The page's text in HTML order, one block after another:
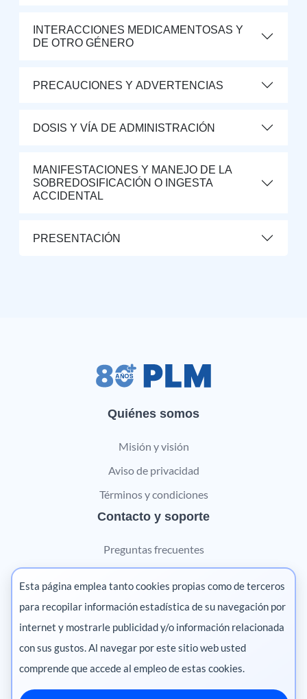
INTERACCIONES MEDICAMENTOSAS Y
DE OTRO GÉNERO
PRECAUCIONES Y ADVERTENCIAS
DOSIS Y VÍA DE ADMINISTRACIÓN
MANIFESTACIONES Y MANEJO DE LA
SOBREDOSIFICACIÓN O INGESTA
ACCIDENTAL
PRESENTACIÓN
Quiénes somos
Misión y visión
Aviso de privacidad
Términos y condiciones
Contacto y soporte
Preguntas frecuentes
Contáctanos
Marketing digital
Pharma
Esta página emplea tanto cookies propias como de terceros
para recopilar información estadística de su navegación por
internet y mostrarle publicidad y/o información relacionada
con sus gustos. Al navegar por este sitio web usted
comprende que accede al empleo de estas cookies.